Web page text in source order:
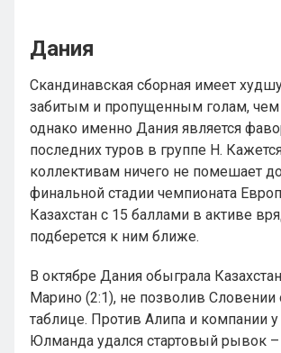
Дания
Скандинавская сборная имеет
забитым и пропущенным голам, чем
однако именно Дания является
последних туров в группе H.
коллективам ничего не помешает
финальной стадии чемпионата
Казахстан с 15 баллами в активе
подберется к ним ближе.
В октябре Дания обыграла
Марино (2:1), не позволив Словении
таблице. Против Алипа и компании
Юлманда удался стартовый рывок –